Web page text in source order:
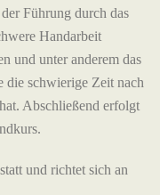
Führung durch das
Handarbeit
und unter anderem das
die schwierige Zeit nach
Abschließend erfolgt
und richtet sich an